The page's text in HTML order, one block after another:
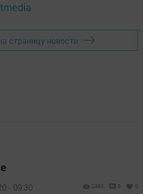
страницу новости
- 09:30 2463 0 0